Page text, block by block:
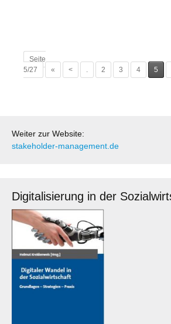
Beitrags-
Seite
5/27
« < . 2 3 4 5
Weiter zur Website:
stakeholder-management.de
Digitalisierung in der